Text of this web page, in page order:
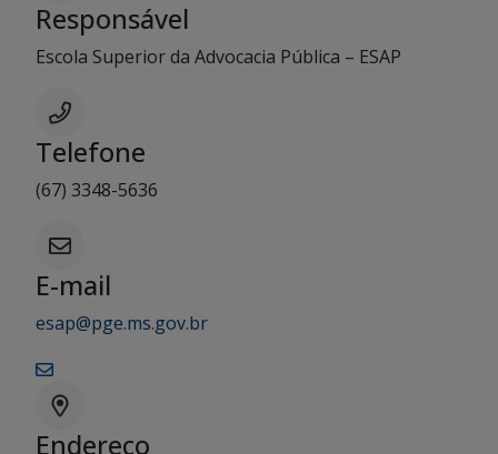
Responsável
Escola Superior da Advocacia Pública – ESAP
Telefone
(67) 3348-5636
E-mail
esap@pge.ms.gov.br
Endereço